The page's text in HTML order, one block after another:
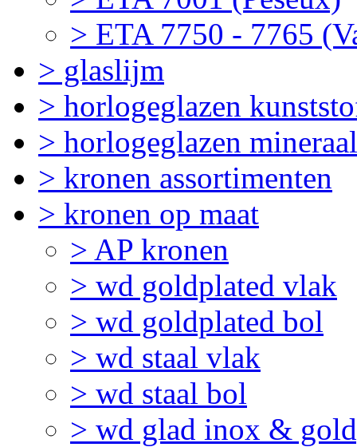
> ETA 7750 - 7765
> glaslijm
> horlogeglazen
> horlogeglazen mineraal
> kronen assortimenten
> kronen op maat
> AP kronen
> wd goldplated vlak
> wd goldplated bol
> wd staal vlak
> wd staal bol
> wd glad inox &